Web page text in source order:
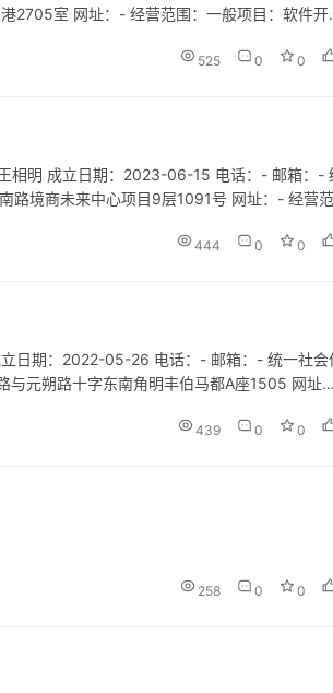
2705室 网址：- 经营范围：一般项目：软件开
525 0 0
相明 成立日期：2023-06-15 电话：- 邮箱：-
路境商未来中心项目9层1091号 网址：- 经营范
444 0 0
日期：2022-05-26 电话：- 邮箱：- 统一社会
元朔路十字东南角明丰伯马都A座1505 网址：
439 0 0
258 0 0